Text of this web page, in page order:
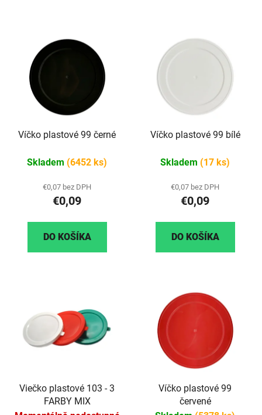
Víčko plastové 99 černé
Skladem (6452 ks)
€0,07 bez DPH
€0,09
DO KOŠÍKA
Víčko plastové 99 bílé
Skladem (17 ks)
€0,07 bez DPH
€0,09
DO KOŠÍKA
Viečko plastové 103 - 3
FARBY MIX
Víčko plastové 99
červené